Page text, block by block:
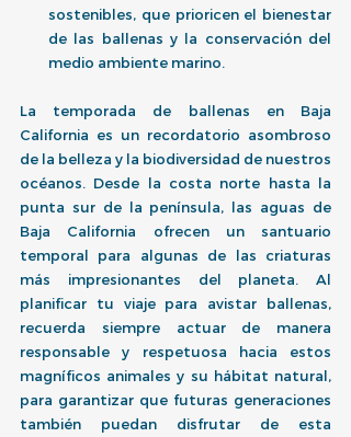
sostenibles, que prioricen el bienestar
de las ballenas y la conservación del
medio ambiente marino.
La temporada de ballenas en Baja
California es un recordatorio asombroso
de la belleza y la biodiversidad de nuestros
océanos. Desde la costa norte hasta la
punta sur de la península, las aguas de
Baja California ofrecen un santuario
temporal para algunas de las criaturas
más impresionantes del planeta. Al
planificar tu viaje para avistar ballenas,
recuerda siempre actuar de manera
responsable y respetuosa hacia estos
magníficos animales y su hábitat natural,
para garantizar que futuras generaciones
también puedan disfrutar de esta